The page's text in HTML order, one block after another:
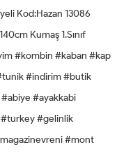
Kod:Hazan 13086
Kumaş 1.Sınıf
#kombin #kaban #kap
#indirim #butik
#ayakkabi
#gelinlik
#mont